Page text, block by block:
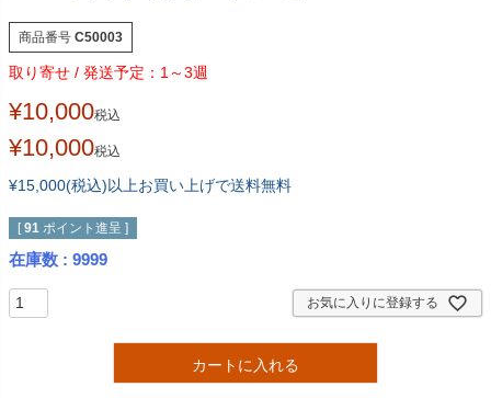
商品番号 C50003
1～3週
¥10,000税込
¥10,000税込
¥15,000(税込)以上お買い上げで送料無料
[ 91 ポイント進呈 ]
在庫数 9999
お気に入りに登録する
カートに入れる